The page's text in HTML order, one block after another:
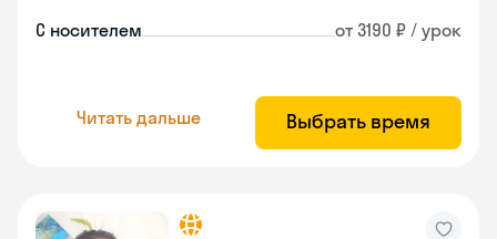
С носителем от 3190 ₽ / урок
Читать дальше Выбрать время